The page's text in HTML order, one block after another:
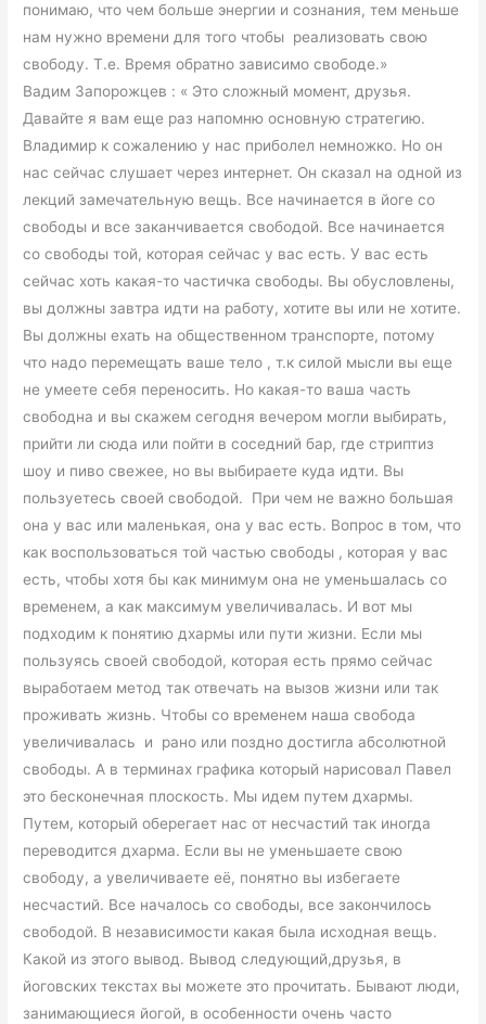
понимаю, что чем больше энергии и сознания, тем меньше
нам нужно времени для того чтобы реализовать свою
свободу. Т.е. Время обратно зависимо свободе.»
Вадим Запорожцев : « Это сложный момент, друзья.
Давайте я вам еще раз напомню основную стратегию.
Владимир к сожалению у нас приболел немножко. Но он
нас сейчас слушает через интернет. Он сказал на одной из
лекций замечательную вещь. Все начинается в йоге со
свободы и все заканчивается свободой. Все начинается
со свободы той, которая сейчас у вас есть. У вас есть
сейчас хоть какая-то частичка свободы. Вы обусловлены,
вы должны завтра идти на работу, хотите вы или не хотите.
Вы должны ехать на общественном транспорте, потому
что надо перемещать ваше тело , т.к силой мысли вы еще
не умеете себя переносить. Но какая-то ваша часть
свободна и вы скажем сегодня вечером могли выбирать,
прийти ли сюда или пойти в соседний бар, где стриптиз
шоу и пиво свежее, но вы выбираете куда идти. Вы
пользуетесь своей свободой. При чем не важно большая
она у вас или маленькая, она у вас есть. Вопрос в том, что
как воспользоваться той частью свободы , которая у вас
есть, чтобы хотя бы как минимум она не уменьшалась со
временем, а как максимум увеличивалась. И вот мы
подходим к понятию дхармы или пути жизни. Если мы
пользуясь своей свободой, которая есть прямо сейчас
выработаем метод так отвечать на вызов жизни или так
проживать жизнь. Чтобы со временем наша свобода
увеличивалась и рано или поздно достигла абсолютной
свободы. А в терминах графика который нарисовал Павел
это бесконечная плоскость. Мы идем путем дхармы.
Путем, который оберегает нас от несчастий так иногда
переводится дхарма. Если вы не уменьшаете свою
свободу, а увеличиваете её, понятно вы избегаете
несчастий. Все началось со свободы, все закончилось
свободой. В независимости какая была исходная вещь.
Какой из этого вывод. Вывод следующий,друзья, в
йоговских текстах вы можете это прочитать. Бывают люди,
занимающиеся йогой, в особенности очень часто